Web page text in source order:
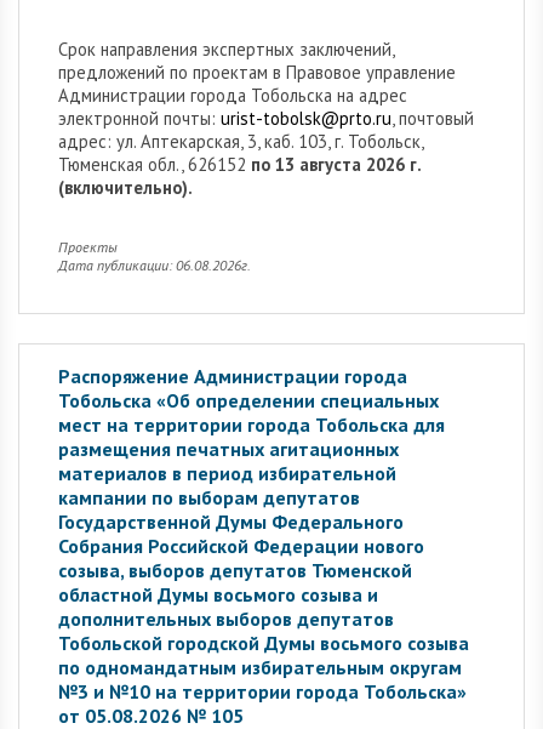
Cрок направления экспертных заключений,
предложений по проектам в Правовое управление
Администрации города Тобольска на адрес
электронной почты: urist-tobolsk@prto.ru, почтовый
адрес: ул. Аптекарская, 3, каб. 103, г. Тобольск,
Тюменская обл., 626152 по 13 августа 2026 г.
(включительно).
Проекты
Дата публикации: 06.08.2026г.
Распоряжение Администрации города
Тобольска «Об определении специальных
мест на территории города Тобольска для
размещения печатных агитационных
материалов в период избирательной
кампании по выборам депутатов
Государственной Думы Федерального
Собрания Российской Федерации нового
созыва, выборов депутатов Тюменской
областной Думы восьмого созыва и
дополнительных выборов депутатов
Тобольской городской Думы восьмого созыва
по одномандатным избирательным округам
№3 и №10 на территории города Тобольска»
от 05.08.2026 № 105